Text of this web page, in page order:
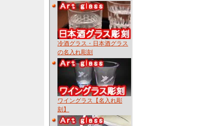
冷酒グラス・日本酒グラス
の名入れ彫刻
ワイングラス【名入れ彫
刻】